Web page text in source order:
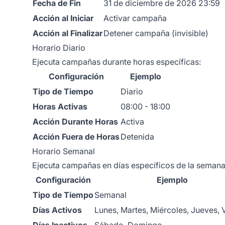
Fecha de Fin
31 de diciembre de 2026 23:59
Acción al Iniciar
Activar campaña
Acción al FinalizarDetener campaña (invisible)
Horario Diario
Ejecuta campañas durante horas específicas:
Configuración
Ejemplo
Tipo de Tiempo
Diario
Horas Activas
08:00 - 18:00
Acción Durante Horas Activa
Acción Fuera de HorasDetenida
Horario Semanal
Ejecuta campañas en días específicos de la
Configuración
Ejemplo
Tipo de Tiempo Semanal
Días Activos
Lunes, Martes, Miércoles, Jueves,